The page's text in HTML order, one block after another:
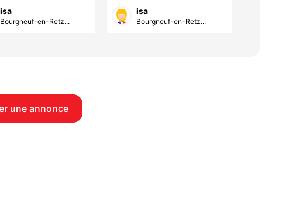
isa
Bourgneuf-en-Retz...
isa
Bourgneuf-en-Retz...
une annonce